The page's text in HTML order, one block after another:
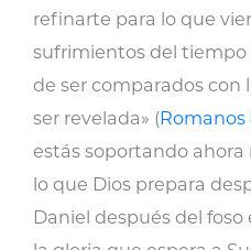
refinarte para lo que
sufrimientos del
de ser comparados con
ser revelada» (Romanos
estás soportando
lo que Dios prepara
Daniel después del